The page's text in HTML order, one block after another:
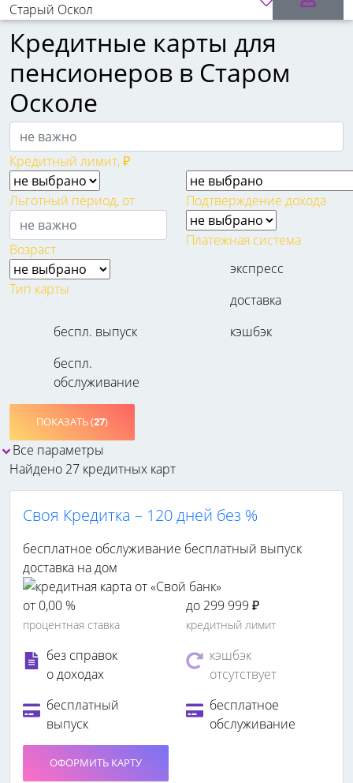
Старый Оскол
Кредитные карты для
пенсионеров в Старом
Осколе
Кредитный лимит, ₽
Льготный период, от Подтверждение дохода
Возраст
Платежная система
Тип карты
экспресс
доставка
беспл. выпуск
беспл.
обслуживание
кэшбэк
ПОКАЗАТЬ (27)
Все параметры
Найдено 27 кредитных карт
Своя Кредитка – 120 дней без %
бесплатное обслуживание бесплатный выпуск
доставка на дом
от 0,00 %
процентная ставка
до 299 999 ₽
кредитный лимит
без справок
о доходах
кэшбэк
отсутствует
бесплатный
выпуск
бесплатное
обслуживание
ОФОРМИТЬ КАРТУ